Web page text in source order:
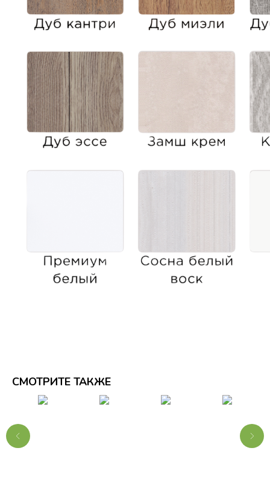
СМОТРИТЕ ТАКЖЕ